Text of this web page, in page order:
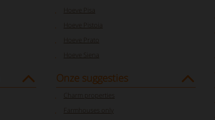
Hoeve Pisa
Hoeve Pistoia
Hoeve Prato
Hoeve Siena
Onze suggesties
Charm properties
Farmhouses only